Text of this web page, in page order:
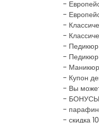
-
-
-
-
- Педикюр
- Педикюр
- Маникюр
- Купон
- Вы
- БОНУСЫ:
-
- скидка